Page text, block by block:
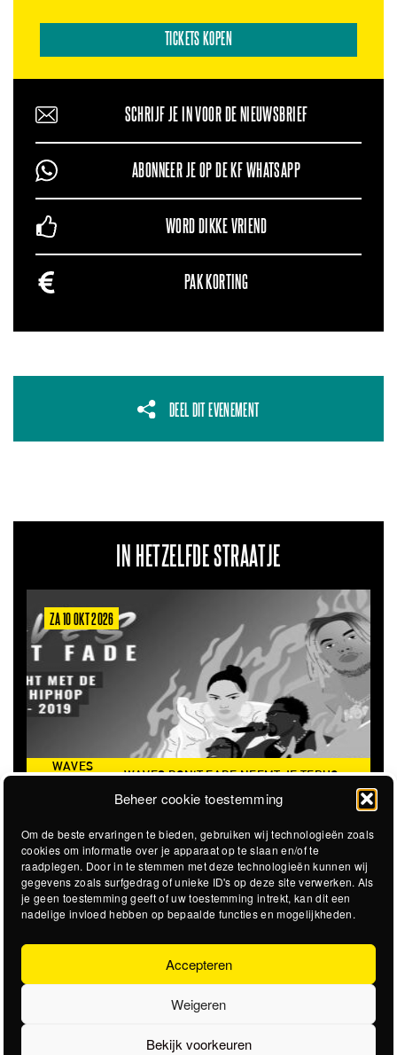
Beheer cookie toestemming
Om de beste ervaringen te bieden, gebruiken wij technologieën zoals
cookies om informatie over je apparaat op te slaan en/of te
raadplegen. Door in te stemmen met deze technologieën kunnen wij
gegevens zoals surfgedrag of unieke ID's op deze site verwerken. Als
je geen toestemming geeft of uw toestemming intrekt, kan dit een
nadelige invloed hebben op bepaalde functies en mogelijkheden.
Accepteren
Weigeren
Bekijk voorkeuren
TICKETS KOPEN
SCHRIJF JE IN VOOR DE NIEUWSBRIEF
ABONNEER JE OP DE KF WHATSAPP
WORD DIKKE VRIEND
PAK KORTING
DEEL DIT EVENEMENT
IN HETZELFDE STRAATJE
ZA 10 OKT 2026
WAVES
WAVES DON'T FADE NEEMT JE TERUG
NAAR DE ICONISCHE ZOMER VAN 2016